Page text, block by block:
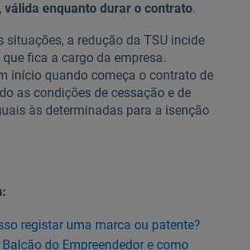
válida enquanto durar o contrato.
situações, a redução da TSU incide
fica a cargo da empresa.
início quando começa o contrato de
as condições de cessação e de
às determinadas para a isenção
registar uma marca ou patente?
Balcão do Empreendedor e como